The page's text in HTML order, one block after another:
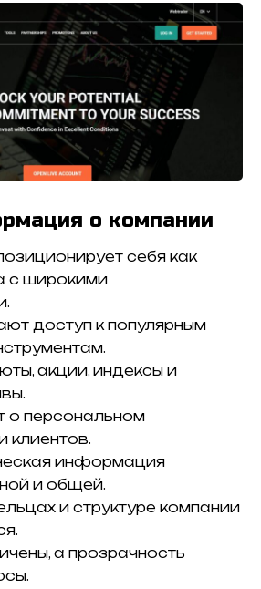
о компании
себя как
с широкими
доступ к популярным
акции, индексы и
о персональном
клиентов.
информация
и общей.
и структуре компании
а прозрачность